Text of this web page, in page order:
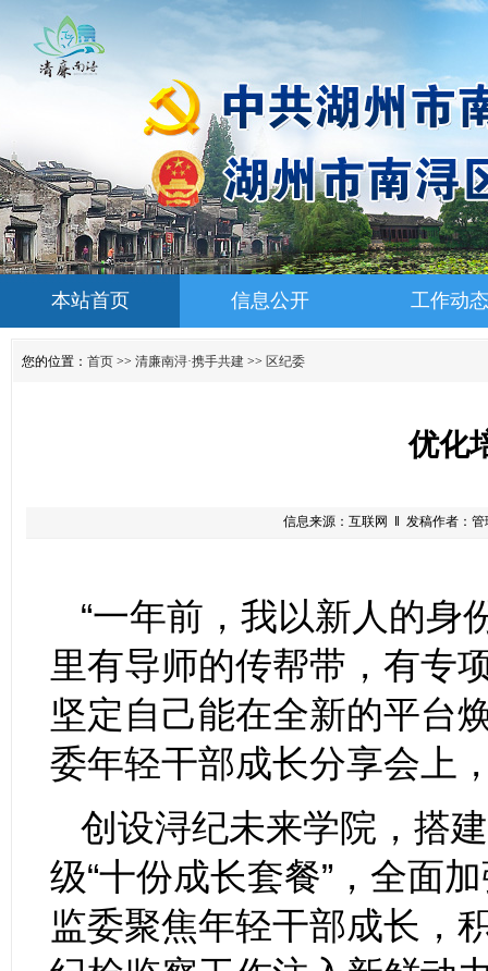
本站首页 信息公开 工作动态
您的位置： 首页 >> 清廉南浔·携手共建 >> 区纪委
优化
信息来源：互联网 ‖ 发稿作者：
“一年前，我以新人的身
里有导师的传帮带，有专
坚定自己能在全新的平台
委年轻干部成长分享会上
创设浔纪未来学院，搭
级“十份成长套餐”，全面
监委聚焦年轻干部成长，